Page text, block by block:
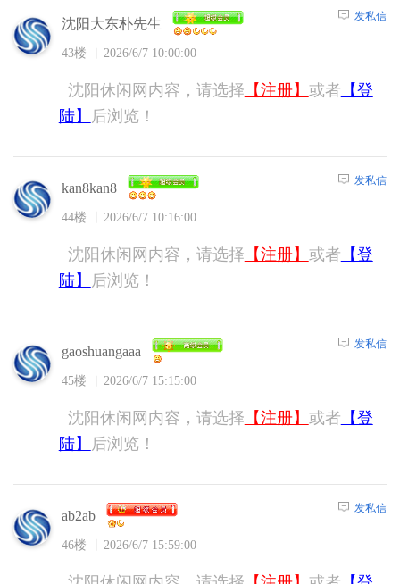
沈阳大东朴先生
43楼 2026/6/7 10:00:00
发私信
沈阳休闲网内容，请选择 【注册】 或者 【登
陆】
后浏览！
kan8kan8
44楼 2026/6/7 10:16:00
发私信
沈阳休闲网内容，请选择 【注册】 或者 【登
陆】
后浏览！
gaoshuangaaa
45楼 2026/6/7 15:15:00
发私信
沈阳休闲网内容，请选择 【注册】 或者 【登
陆】
后浏览！
ab2ab
46楼 2026/6/7 15:59:00
发私信